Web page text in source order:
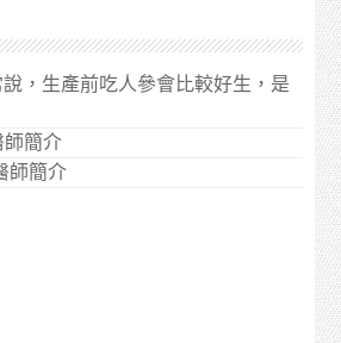
，生產前吃人參會比較好生，是
師簡介
師簡介